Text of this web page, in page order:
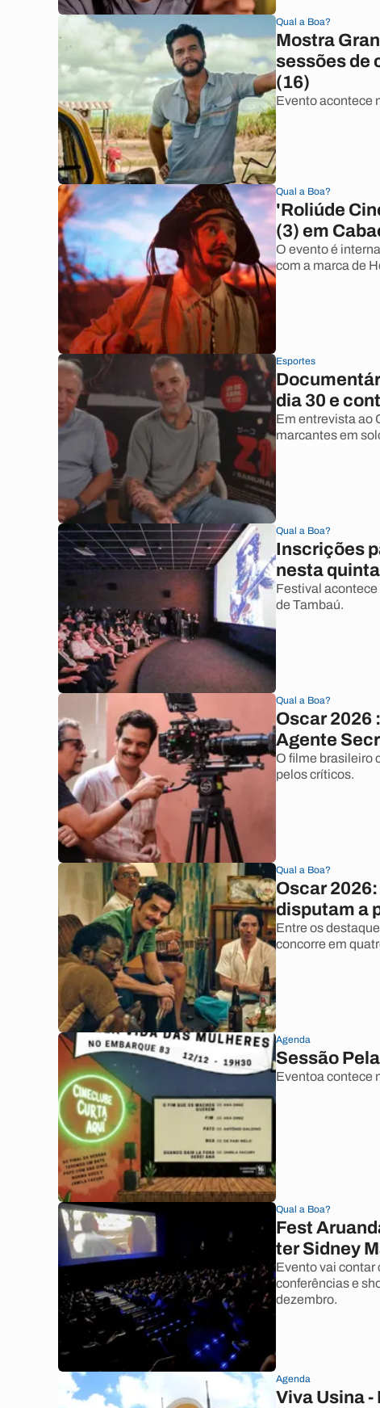
Qual a Boa?
Mostra
sessões de
(16)
Evento acontece
Qual a Boa?
'Roliúde
(3) em
O evento é
com a marca de
Esportes
dia 30 e
Em entrevista ao
marcantes em
Qual a Boa?
Inscrições
nesta
Festival acontece
de Tambaú.
Qual a Boa?
Oscar 2026
Agente
O filme brasileiro
pelos críticos.
Qual a Boa?
Oscar
disputam a
Entre os
concorre em
Agenda
Sessão
Eventoa contece
Qual a Boa?
Fest
ter Sidney
Evento vai contar
conferências e
dezembro.
Agenda
Viva Usina -